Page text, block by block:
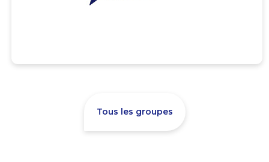
Tous les groupes